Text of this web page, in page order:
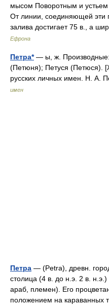
мысом Поворотным и устьем
От линии, соединяющей эти
залива достигает 75 в., а
Ефрона
Петра*— ы, ж. Производные:
(Петюня); Петуся (Петюся).
русских личных имен. Н. А.
имен
Петра — (Petra), древн.
столица (4 в. до н.э. 2 в.
араб, племен). Его
положением на караванных